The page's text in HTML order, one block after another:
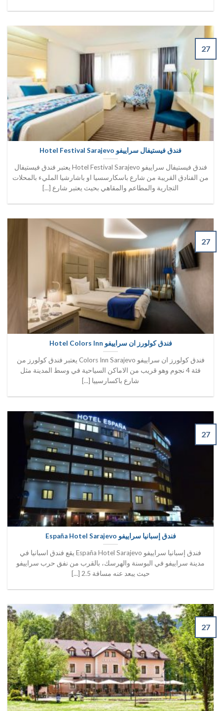
فندق فيستيفال سراييفو Hotel Festival Sarajevo
فندق فيستيفال سراييفو Hotel Festival Sarajevo يعتبر فندق فيستيفال
من الفنادق القريبة من شارع باسكارسسيا او باشارشيا المليء بالمحلات
التجارية والمطاعم والمقاهي بحيث يعتبر شارع [...]
27
فندق كولورز ان سراييفو Hotel Colors Inn
فندق كولورز ان سراييفو Colors Inn Sarajevo يعتبر فندق كولورز من
فئة 4 نجوم وهو قريب من الاماكن السياحية في وسط المدينة مثل
شارع باكسارسييا [...]
27
فندق إسبانيا سراييفو España Hotel Sarajevo
فندق إسبانيا سراييفو España Hotel Sarajevo يقع فندق اسبانيا في
مدينة سراييفو في البوسنة والهرسك، بالقرب من نفق حرب سراييفو
حيث يبعد عنه مسافة 2.5 [...]
27
27